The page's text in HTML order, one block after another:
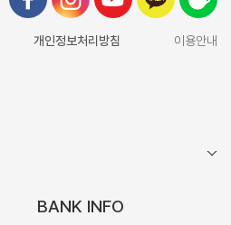
개인정보처리방침
이용안내
BANK INFO